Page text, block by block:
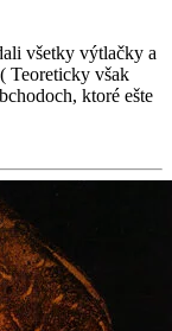
všetky výtlačky a
Teoreticky však
ktoré ešte